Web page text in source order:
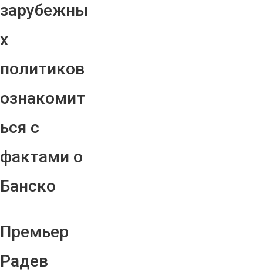
зарубежны
х
политиков
ознакомит
ься с
фактами о
Банско
Премьер
Радев